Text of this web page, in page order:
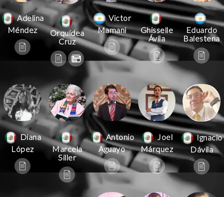
Adelina
Méndez
Orquídea
Cruz
Victor
Mamani
Ghisselle
Ávila
Eduardo
Balestena
Diana
López
Marcela
Siller
Antonio
Aguayo
Joel
Márquez
Ignacio
Dávila